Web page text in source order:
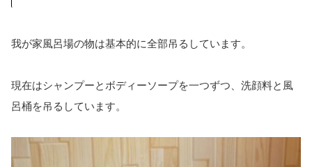
我が家風呂場の物は基本的に全部吊るしています。
現在はシャンプーとボディーソープを一つずつ、洗顔料と風
呂桶を吊るしています。